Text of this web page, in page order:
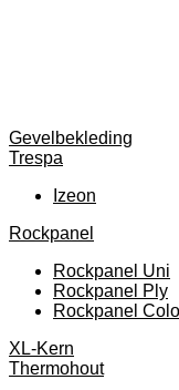
Gevelbekleding
Trespa
Izeon
Rockpanel
Rockpanel Uni
Rockpanel Ply
Rockpanel
XL-Kern
Thermohout